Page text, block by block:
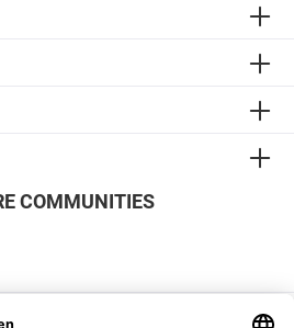
EINKAUFEN
COMMUNITIES